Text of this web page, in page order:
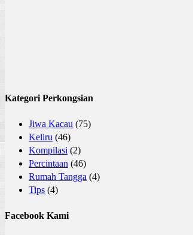
Kategori Perkongsian
Jiwa Kacau (75)
Keliru (46)
Kompilasi (2)
Percintaan (46)
Rumah Tangga (4)
Tips (4)
Facebook Kami